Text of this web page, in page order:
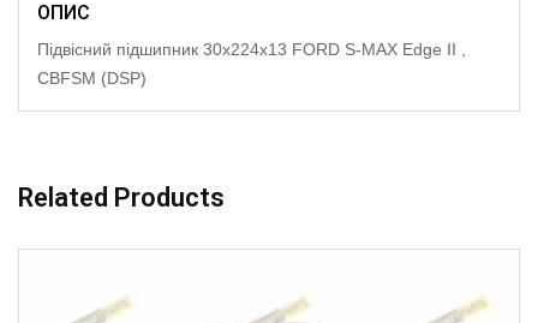
ОПИС
Підвісний підшипник 30x224x13 FORD S-MAX Edge II ,
CBFSM (DSP)
Related Products